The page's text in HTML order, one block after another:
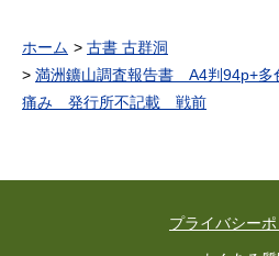
ホーム
古書 古群洞
満洲鑛山調査報告書 A4判94p+
痛み 発行所不記載 戦前
プライバシー